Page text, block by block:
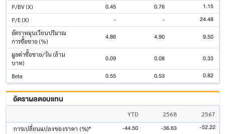
P/BV (X) 0.45 0.76 1.15
P/E (X) - - 24.48
อัตราหมุนเวียนปริมาณ
การซื้อขาย (%)
4.86 4.90 9.50
มูลค่าซื้อขาย/วัน (ล้าน
บาท)
0.09 0.08 0.33
Beta 0.55 0.53 0.82
อัตราผลตอบแทน
YTD 2568
2567
การเปลี่ยนแปลงของราคา (%)*
-44.50 -36.63 -52.22